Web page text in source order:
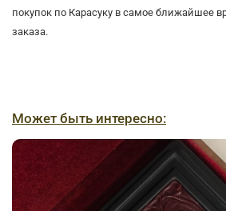
покупок по Карасуку в самое ближайшее
заказа.
Может быть интересно: